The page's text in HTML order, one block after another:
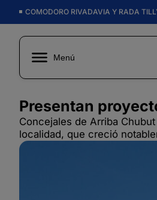
COMODORO RIVADAVIA Y RADA
Menú
Presentan
Concejales de Arriba
localidad, que creció